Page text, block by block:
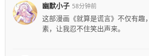
幽默小子 58分钟前
这部漫画《就算是谎言》不仅有趣
素，让我忍不住笑出声来。